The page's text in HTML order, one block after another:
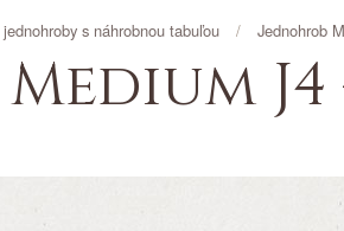
s náhrobnou tabuľou Jednohrob